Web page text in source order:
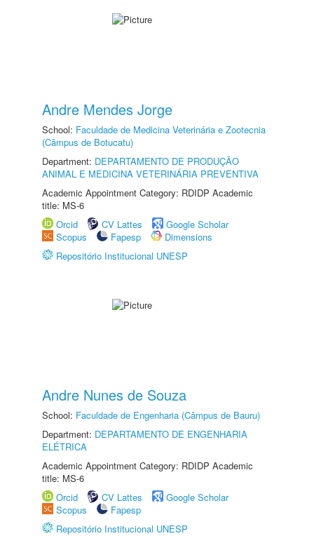
Andre Mendes Jorge
School: Faculdade de Medicina Veterinária e Zootecnia
(Câmpus de Botucatu)
Department: DEPARTAMENTO DE PRODUÇÃO
ANIMAL E MEDICINA VETERINÁRIA PREVENTIVA
Academic Appointment Category: RDIDP Academic
title: MS-6
Orcid
CV Lattes
Google Scholar
Scopus
Fapesp
Dimensions
Repositório Institucional UNESP
Andre Nunes de Souza
School: Faculdade de Engenharia (Câmpus de Bauru)
Department: DEPARTAMENTO DE ENGENHARIA
ELÉTRICA
Academic Appointment Category: RDIDP Academic
title: MS-6
Orcid
CV Lattes
Google Scholar
Scopus
Fapesp
Repositório Institucional UNESP